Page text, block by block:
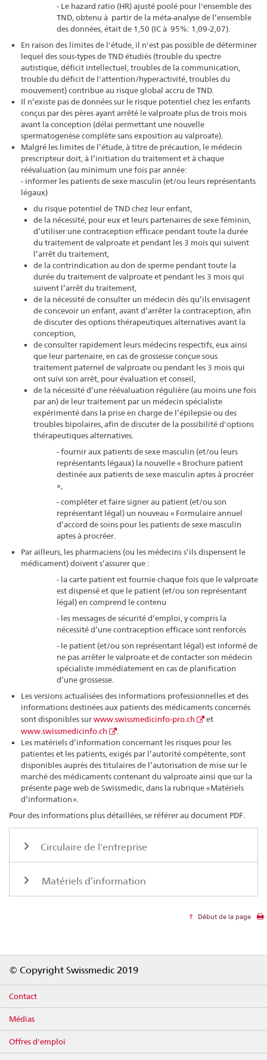
- Le hazard ratio (HR) ajusté poolé pour l'ensemble des
TND, obtenu à partir de la méta-analyse de l’ensemble
des données, était de 1,50 (IC à 95%: 1,09-2,07).
En raison des limites de l'étude, il n'est pas possible de déterminer
lequel des sous-types de TND étudiés (trouble du spectre
autistique, déficit intellectuel, troubles de la communication,
trouble du déficit de l'attention/hyperactivité, troubles du
mouvement) contribue au risque global accru de TND.
Il n’existe pas de données sur le risque potentiel chez les enfants
conçus par des pères ayant arrêté le valproate plus de trois mois
avant la conception (délai permettant une nouvelle
spermatogenèse complète sans exposition au valproate).
Malgré les limites de l’étude, à titre de précaution, le médecin
prescripteur doit, à l’initiation du traitement et à chaque
réévaluation (au minimum une fois par année:
- informer les patients de sexe masculin (et/ou leurs représentants
légaux)
du risque potentiel de TND chez leur enfant,
de la nécessité, pour eux et leurs partenaires de sexe féminin,
d’utiliser une contraception efficace pendant toute la durée
du traitement de valproate et pendant les 3 mois qui suivent
l’arrêt du traitement,
de la contrindication au don de sperme pendant toute la
durée du traitement de valproate et pendant les 3 mois qui
suivent l’arrêt du traitement,
de la nécessité de consulter un médecin dès qu’ils envisagent
de concevoir un enfant, avant d’arrêter la contraception, afin
de discuter des options thérapeutiques alternatives avant la
conception,
de consulter rapidement leurs médecins respectifs, eux ainsi
que leur partenaire, en cas de grossesse conçue sous
traitement paternel de valproate ou pendant les 3 mois qui
ont suivi son arrêt, pour évaluation et conseil,
de la nécessité d’une réévaluation régulière (au moins une fois
par an) de leur traitement par un médecin spécialiste
expérimenté dans la prise en charge de l’épilepsie ou des
troubles bipolaires, afin de discuter de la possibilité d'options
thérapeutiques alternatives.
- fournir aux patients de sexe masculin (et/ou leurs
représentants légaux) la nouvelle « Brochure patient
destinée aux patients de sexe masculin aptes à procréer
»,
- compléter et faire signer au patient (et/ou son
représentant légal) un nouveau « Formulaire annuel
d’accord de soins pour les patients de sexe masculin
aptes à procréer.
Par ailleurs, les pharmaciens (ou les médecins s’ils dispensent le
médicament) doivent s’assurer que :
- la carte patient est fournie chaque fois que le valproate
est dispensé et que le patient (et/ou son représentant
légal) en comprend le contenu
- les messages de sécurité d’emploi, y compris la
nécessité d’une contraception efficace sont renforcés
- le patient (et/ou son représentant légal) est informé de
ne pas arrêter le valproate et de contacter son médecin
spécialiste immédiatement en cas de planification
d’une grossesse.
Les versions actualisées des informations professionnelles et des
informations destinées aux patients des médicaments concernés
sont disponibles surwww.swissmedicinfo-pro.ch
et
www.swissmedicinfo.ch
Les matériels d’information concernant les risques pour les
patientes et les patients, exigés par l’autorité compétente, sont
disponibles auprès des titulaires de l’autorisation de mise sur le
marché des médicaments contenant du valproate ainsi que sur la
présente page web de Swissmedic, dans la rubrique « Matériels
d’information ».
Pour des informations plus détaillées, se référer au document PDF.
Circulaire de l'entreprise
Matériels d’information
Début de la page
© Copyright Swissmedic 2019
Contact
Médias
Offres d'emploi